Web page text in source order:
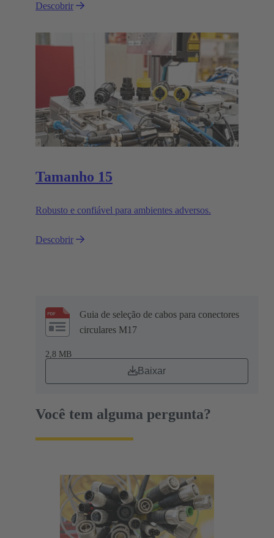
Descobrir
Tamanho 15
Robusto e confiável para ambientes adversos.
Descobrir
Guia de seleção de cabos para conectores
circulares M17
2,8 MB
Baixar
Você tem alguma pergunta?